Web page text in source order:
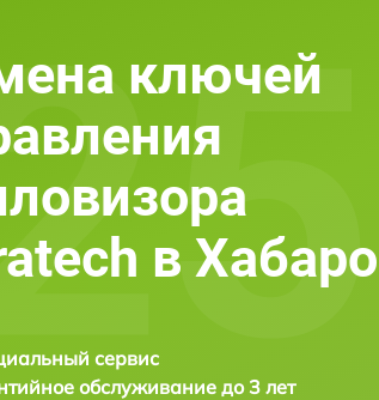
ключей
в
сервис
обслуживание до 3 лет